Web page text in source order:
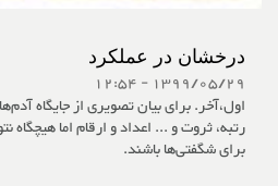
درخشان در عملکرد
1399/05/29 - 12:54
اول،آخر. برای بیان تصویری از جایگاه
رتبه، ثروت و ... اعداد و ارقام اما هیچگاه
برای شگفتی‌ها باشند.